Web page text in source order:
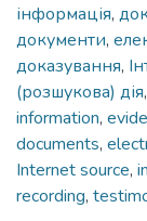
інформація,
документи,
доказування,
(розшукова) дія,
information,
documents,
Internet source,
recording,